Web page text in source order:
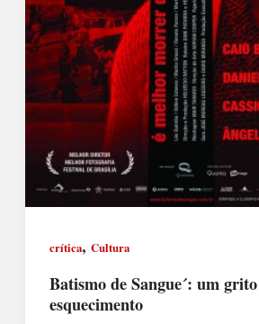
crítica, Cultura
Batismo de Sangue´: um
esquecimento